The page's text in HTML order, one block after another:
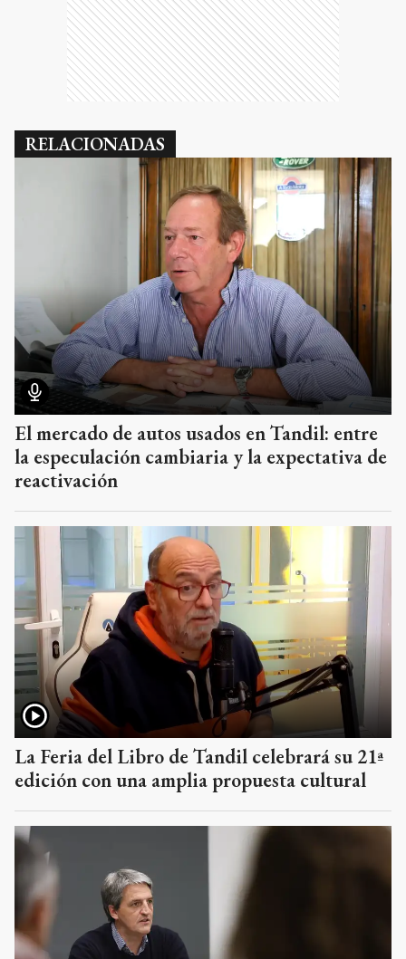
RELACIONADAS
El mercado de autos usados en Tandil: entre
la especulación cambiaria y la expectativa de
reactivación
La Feria del Libro de Tandil celebrará su 21ª
edición con una amplia propuesta cultural